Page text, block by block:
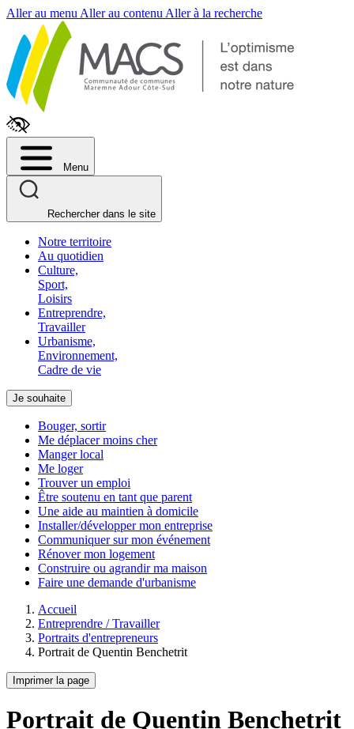
Aller au menu Aller au contenu Aller à la recherche
Menu
Rechercher dans le site
Notre territoire
Au quotidien
Culture,
Sport,
Loisirs
Entreprendre,
Travailler
Urbanisme,
Environnement,
Cadre de vie
Je souhaite
Bouger, sortir
Me déplacer moins cher
Manger local
Me loger
Trouver un emploi
Être soutenu en tant que parent
Une aide au maintien à domicile
Installer/développer mon entreprise
Communiquer sur mon événement
Rénover mon logement
Construire ou agrandir ma maison
Faire une demande d'urbanisme
Accueil
Entreprendre / Travailler
Portraits d'entrepreneurs
Portrait de Quentin Benchetrit
Imprimer la page
Portrait de Quentin Benchetrit
Fenêtre
de
chat